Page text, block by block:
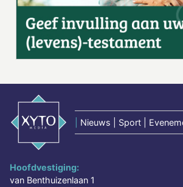
Nieuws | Sport |
Hoofdvestiging:
van Benthuizenlaan 1